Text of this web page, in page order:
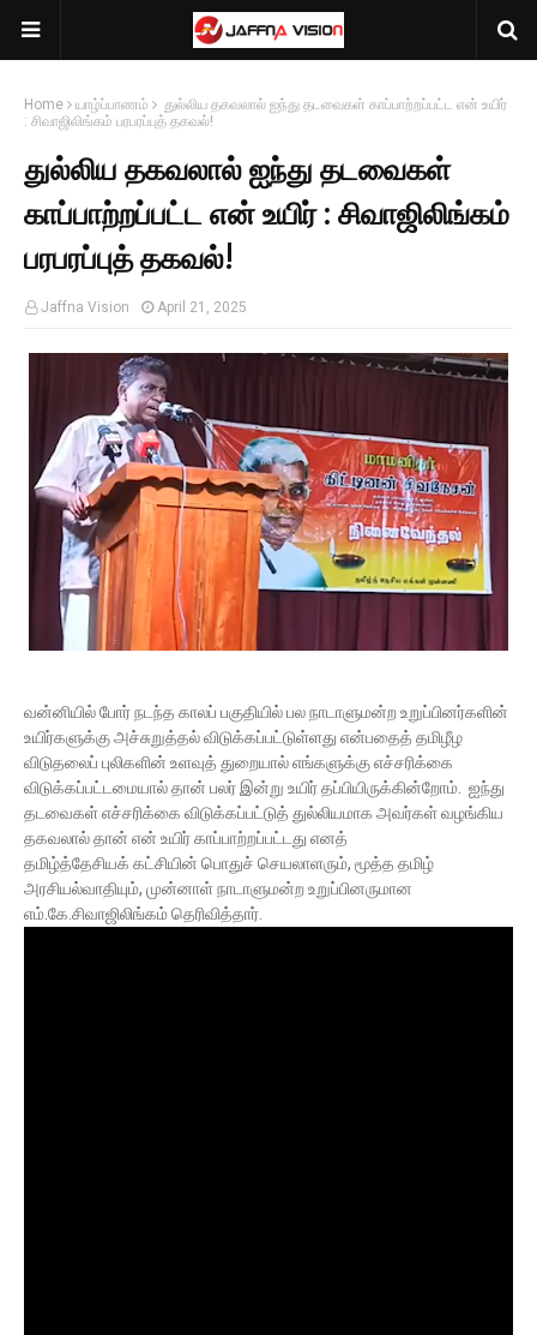
Home யாழ்ப்பாணம்
துல்லிய தகவலால் ஐந்து தடவைகள் காப்பாற்றப்பட்ட என் உயிர்
: சிவாஜிலிங்கம் பரபரப்புத் தகவல்!
துல்லிய தகவலால் ஐந்து தடவைகள்
காப்பாற்றப்பட்ட என் உயிர் : சிவாஜிலிங்கம்
பரபரப்புத் தகவல்!
Jaffna Vision April 21, 2025
வன்னியில் போர் நடந்த காலப் பகுதியில் பல நாடாளுமன்ற உறுப்பினர்களின்
உயிர்களுக்கு அச்சுறுத்தல் விடுக்கப்பட்டுள்ளது என்பதைத் தமிழீழ
விடுதலைப் புலிகளின் உளவுத் துறையால் எங்களுக்கு எச்சரிக்கை
விடுக்கப்பட்டமையால் தான் பலர் இன்று உயிர் தப்பியிருக்கின்றோம். ஐந்து
தடவைகள் எச்சரிக்கை விடுக்கப்பட்டுத் துல்லியமாக அவர்கள் வழங்கிய
தகவலால் தான் என் உயிர் காப்பாற்றப்பட்டது எனத்
தமிழ்த்தேசியக் கட்சியின் பொதுச் செயலாளரும், மூத்த தமிழ்
அரசியல்வாதியும், முன்னாள் நாடாளுமன்ற உறுப்பினருமான
எம்.கே.சிவாஜிலிங்கம் தெரிவித்தார்.